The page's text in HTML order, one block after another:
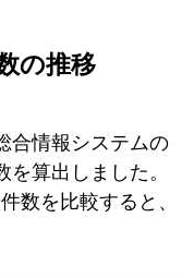
の推移
合情報システムの
算出しました。
数を比較すると、